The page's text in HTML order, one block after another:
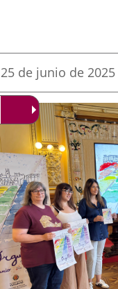
Fecha
la
noticia
25 de junio de 2025